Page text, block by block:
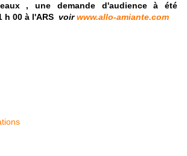
, une demande d'audience à été
h 00 à l'ARS voirwww.allo-amiante.com